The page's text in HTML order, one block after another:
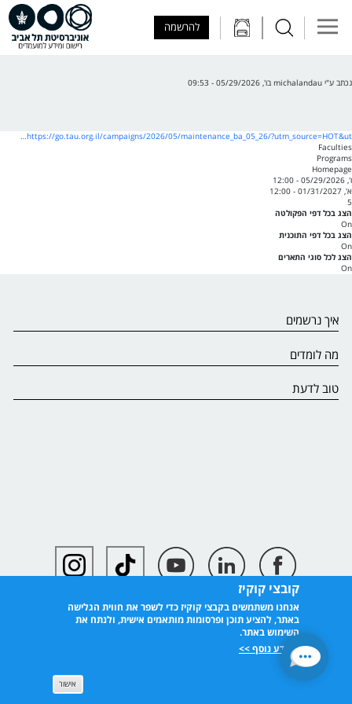
קובצי קוקיז
אנחנו משתמשים בקבצי קוקיז כדי לשפר את חווית הגלישה
באתר, להציע תוכן ופרסומות מותאמים אישית, ולנתח את
השימוש באתר.
למידע נוסף >>
אישור
להרשמה
נכתב ע"י michalandau בו', 05/29/2026 - 09:53
https://go.tau.org.il/campaigns/2026/05/maintenance_ba_05_26/?utm_source=HOT&ut…
Faculties
Programs
Homepage
ו', 05/29/2026 - 12:00
א', 01/31/2027 - 12:00
5
הצג בכל דפי הפקולטה
On
הצג בכל דפי התוכנית
On
הצג לכל סוגי התארים
On
איך נרשמים
מה לומדים
טוב לדעת